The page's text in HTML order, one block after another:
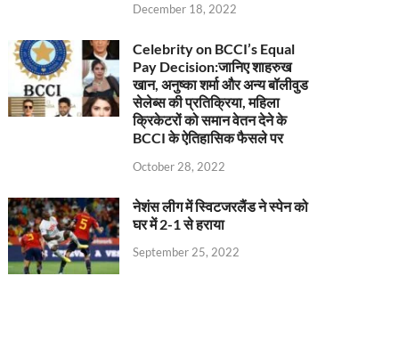
December 18, 2022
Celebrity on BCCI’s Equal
Pay Decision:जानिए शाहरुख
खान, अनुष्का शर्मा और अन्य बॉलीवुड
सेलेब्स की प्रतिक्रिया, महिला
क्रिकेटरों को समान वेतन देने के
BCCI के ऐतिहासिक फैसले पर
October 28, 2022
नेशंस लीग में स्विटजरलैंड ने स्पेन को
घर में 2-1 से हराया
September 25, 2022